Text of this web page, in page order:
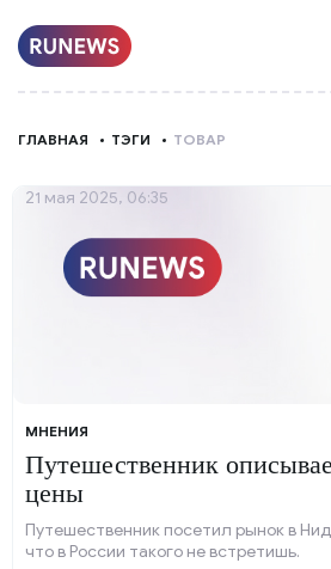
ГЛАВНАЯ ТЭГИ ТОВАР
МНЕНИЯ
Путешественник
цены
Путешественник посетил рынок в
что в России такого не встретишь.
21 мая 2025, 06:35